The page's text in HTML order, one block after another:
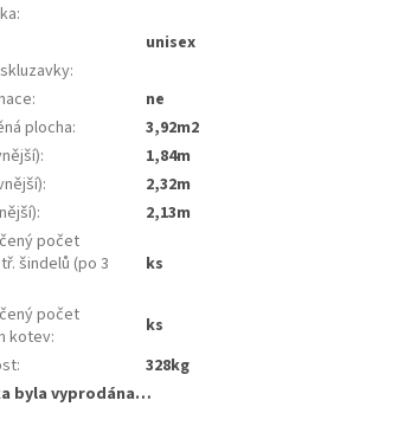
:
unisex
:
:
ne
plocha:
3,92m2
:
1,84m
:
2,32m
:
2,13m
počet
šindelů (po 3
ks
počet
kotev:
ks
:
328kg
byla vyprodána…